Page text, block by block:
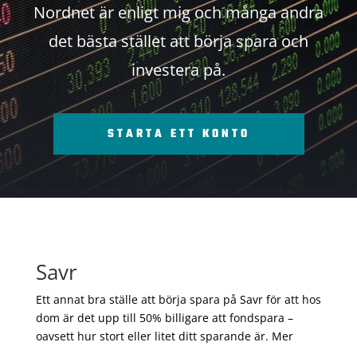
Nordnet är enligt mig och många andra
det bästa stället att börja spara och
investera på.
STARTA ETT KONTO
Savr
Ett annat bra ställe att börja spara på Savr för att hos
dom är det upp till 50% billigare att fondspara –
oavsett hur stort eller litet ditt sparande är. Mer